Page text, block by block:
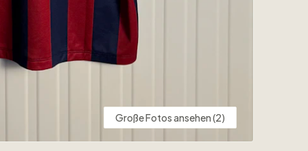
Große Fotos ansehen (2)